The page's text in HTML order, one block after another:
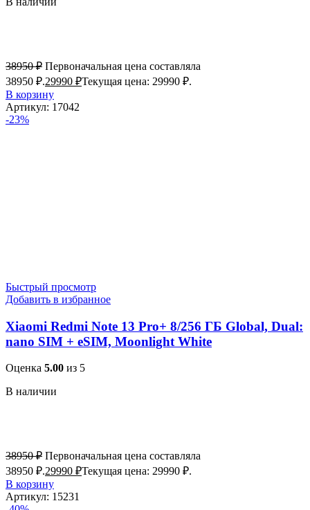
38950₽ Первоначальная цена составляла
38950 ₽.29990 ₽Текущая цена: 29990 ₽.
В корзину
Артикул: 17042
-23%
Быстрый просмотр
Добавить в избранное
Xiaomi Redmi Note 13 Pro+ 8/256 ГБ Global, Dual:
nano SIM + eSIM, Moonlight White
Оценка 5.00 из 5
В наличии
38950₽ Первоначальная цена составляла
38950 ₽.29990 ₽Текущая цена: 29990 ₽.
В корзину
Артикул: 15231